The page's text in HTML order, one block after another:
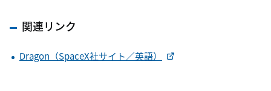
関連リンク
Dragon（SpaceX社サイト／英語）